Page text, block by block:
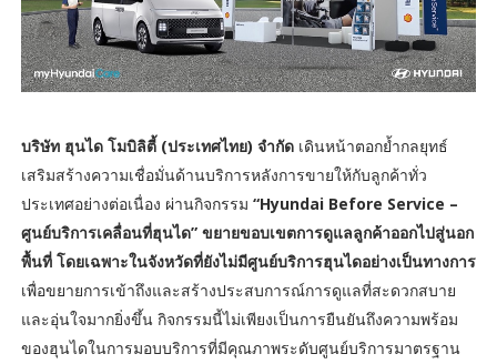
บริษัท ฮุนได โมบิลิตี้ (ประเทศไทย) จำกัด เดินหน้าตอกย้ำกลยุทธ์
เสริมสร้างความเชื่อมั่นด้านบริการหลังการขายให้กับลูกค้าทั่ว
ประเทศอย่างต่อเนื่อง ผ่านกิจกรรม “Hyundai Before Service –
ศูนย์บริการเคลื่อนที่ฮุนได” ขยายขอบเขตการดูแลลูกค้าออกไปสู่นอก
พื้นที่ โดยเฉพาะในจังหวัดที่ยังไม่มีศูนย์บริการฮุนไดอย่างเป็นทางการ
เพื่อขยายการเข้าถึงและสร้างประสบการณ์การดูแลที่สะดวกสบาย
และอุ่นใจมากยิ่งขึ้น กิจกรรมนี้ไม่เพียงเป็นการยืนยันถึงความพร้อม
ของฮุนไดในการมอบบริการที่มีคุณภาพระดับศูนย์บริการมาตรฐาน